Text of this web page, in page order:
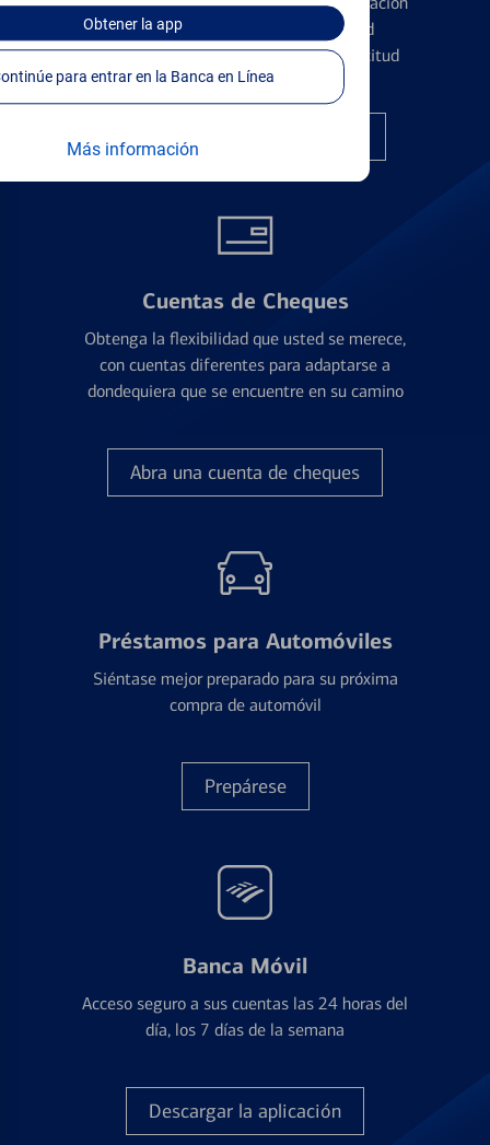
Obtenerla app
Continúe para entrar en la Banca en Línea
Más información
de tarjetas de crédito y la identidad
financiera antes de presentar una solicitud
Encuentre la tarjeta correcta
Cuentas de Cheques
Obtenga la flexibilidad que usted se merece,
con cuentas diferentes para adaptarse a
dondequiera que se encuentre en su camino
Abra una cuenta de cheques
Préstamos para Automóviles
Siéntase mejor preparado para su próxima
compra de automóvil
Prepárese
Banca Móvil
Acceso seguro a sus cuentas las 24 horas del
día, los 7 días de la semana
Descargar la aplicación